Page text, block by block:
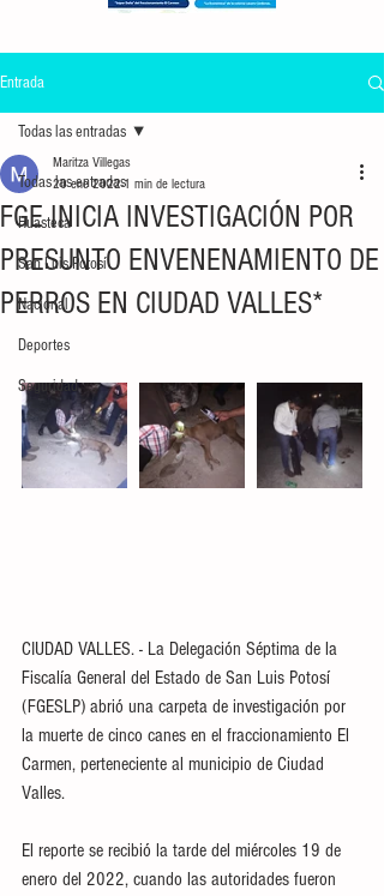
Entrada
Todas las entradas
Huasteca
San Luis Potosí
Nacional
Deportes
Seguridad
Todas las entradas
FGE INICIA INVESTIGACIÓN POR
PRESUNTO ENVENENAMIENTO DE
PERROS EN CIUDAD VALLES*
Maritza Villegas
20 ene 20221 min de lectura
CIUDAD VALLES. - La Delegación Séptima de la
Fiscalía General del Estado de San Luis Potosí
(FGESLP) abrió una carpeta de investigación por
la muerte de cinco canes en el fraccionamiento El
Carmen, perteneciente al municipio de Ciudad
Valles.
El reporte se recibió la tarde del miércoles 19 de
enero del 2022, cuando las autoridades fueron